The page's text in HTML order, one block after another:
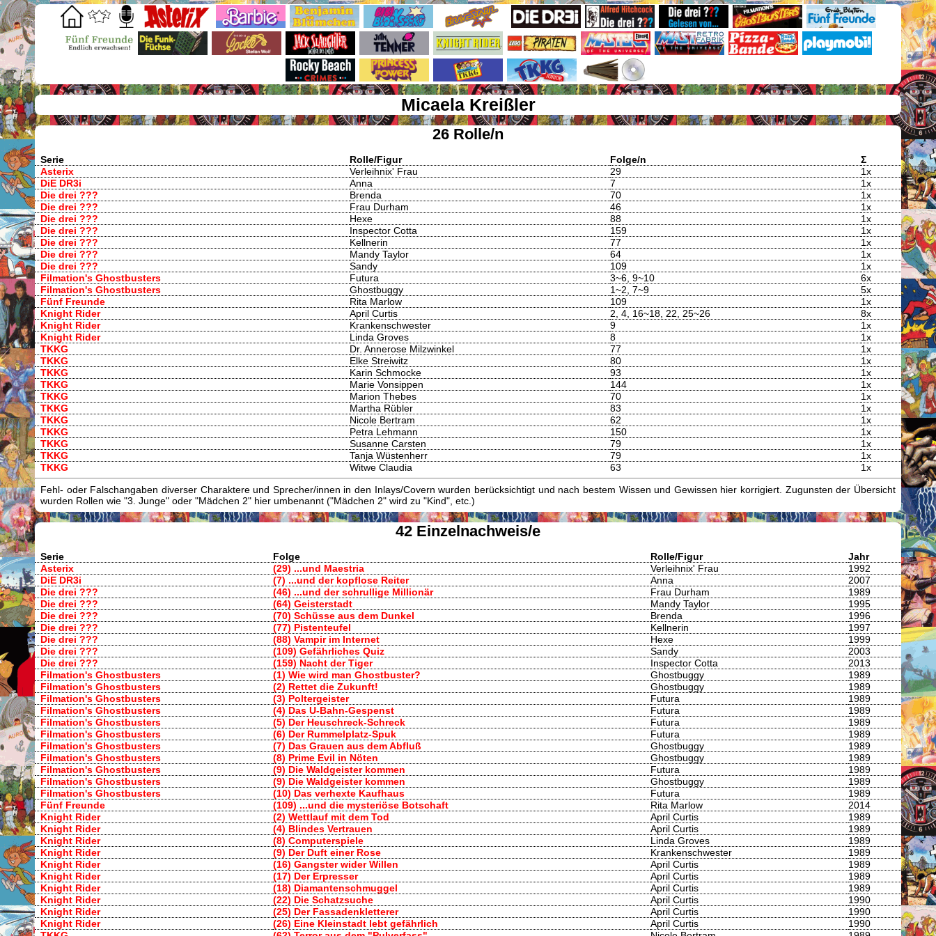
Micaela Kreißler
26 Rolle/n
Serie Rolle/Figur Folge/n
Σ
Asterix
Verleihnix' Frau 29
1x
DiE DR3i
Anna 7
1x
Die drei ???
Brenda 70
1x
Die drei ???
Frau Durham 46
1x
Die drei ???
Hexe 88
1x
Die drei ???
Inspector Cotta 159
1x
Die drei ???
Kellnerin 77
1x
Die drei ???
Mandy Taylor 64
1x
Die drei ???
Sandy 109
1x
Filmation's Ghostbusters
Futura 3~6, 9~10
6x
Filmation's Ghostbusters
Ghostbuggy 1~2, 7~9
5x
Fünf Freunde
Rita Marlow 109
1x
Knight Rider
April Curtis 2, 4, 16~18, 22, 25~26
8x
Knight Rider
Krankenschwester 9
1x
Knight Rider
Linda Groves 8
1x
TKKG
Dr. Annerose Milzwinkel 77
1x
TKKG
Elke Streiwitz 80
1x
TKKG
Karin Schmocke 93
1x
TKKG
Marie Vonsippen 144
1x
TKKG
Marion Thebes 70
1x
TKKG
Martha Rübler 83
1x
TKKG
Nicole Bertram 62
1x
TKKG
Petra Lehmann 150
1x
TKKG
Susanne Carsten 79
1x
TKKG
Tanja Wüstenherr 79
1x
TKKG
Witwe Claudia 63 1x
Fehl- oder Falschangaben diverser Charaktere und Sprecher/innen in den Inlays/Covern wurden berücksichtigt und nach bestem Wissen und Gewissen hier korrigiert. Zugunsten der Übersicht
wurden Rollen wie "3. Junge" oder "Mädchen 2" hier umbenannt ("Mädchen 2" wird zu "Kind", etc.)
42 Einzelnachweis/e
Serie Folge Rolle/Figur
Jahr
Asterix
(29) ...und Maestria Verleihnix' Frau
1992
DiE DR3i
(7) ...und der kopflose Reiter Anna
2007
Die drei ???
(46) ...und der schrullige Millionär Frau Durham
1989
Die drei ???
(64) Geisterstadt Mandy Taylor
1995
Die drei ???
(70) Schüsse aus dem Dunkel Brenda
1996
Die drei ???
(77) Pistenteufel Kellnerin
1997
Die drei ???
(88) Vampir im Internet Hexe
1999
Die drei ???
(109) Gefährliches Quiz Sandy
2003
Die drei ???
(159) Nacht der Tiger Inspector Cotta
2013
Filmation's Ghostbusters
(1) Wie wird man Ghostbuster? Ghostbuggy
1989
Filmation's Ghostbusters
(2) Rettet die Zukunft! Ghostbuggy
1989
Filmation's Ghostbusters
(3) Poltergeister Futura
1989
Filmation's Ghostbusters
(4) Das U-Bahn-Gespenst Futura
1989
Filmation's Ghostbusters
(5) Der Heuschreck-Schreck Futura
1989
Filmation's Ghostbusters
(6) Der Rummelplatz-Spuk Futura
1989
Filmation's Ghostbusters
(7) Das Grauen aus dem Abfluß Ghostbuggy
1989
Filmation's Ghostbusters
(8) Prime Evil in Nöten Ghostbuggy
1989
Filmation's Ghostbusters
(9) Die Waldgeister kommen Futura
1989
Filmation's Ghostbusters
(9) Die Waldgeister kommen Ghostbuggy
1989
Filmation's Ghostbusters
(10) Das verhexte Kaufhaus Futura
1989
Fünf Freunde
(109) ...und die mysteriöse Botschaft Rita Marlow
2014
Knight Rider
(2) Wettlauf mit dem Tod April Curtis
1989
Knight Rider
(4) Blindes Vertrauen April Curtis
1989
Knight Rider
(8) Computerspiele Linda Groves
1989
Knight Rider
(9) Der Duft einer Rose Krankenschwester
1989
Knight Rider
(16) Gangster wider Willen April Curtis
1989
Knight Rider
(17) Der Erpresser April Curtis
1989
Knight Rider
(18) Diamantenschmuggel April Curtis
1989
Knight Rider
(22) Die Schatzsuche April Curtis
1990
Knight Rider
(25) Der Fassadenkletterer April Curtis
1990
Knight Rider
(26) Eine Kleinstadt lebt gefährlich April Curtis
1990